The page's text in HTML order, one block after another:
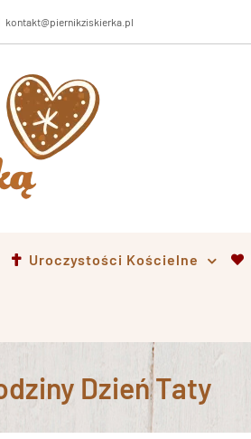
kontakt@piernikziskierka.pl
Uroczystości Kościelne
Dzień Taty